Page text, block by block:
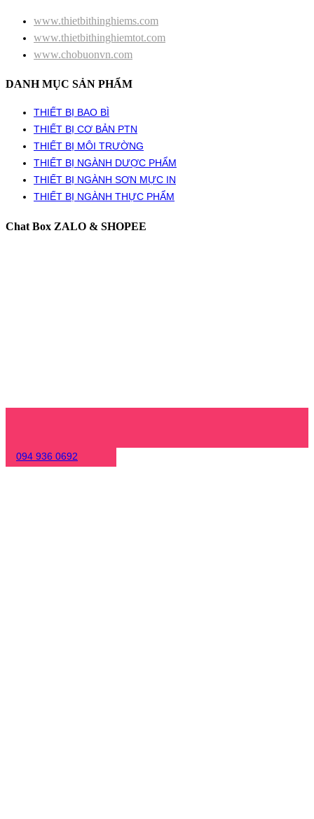
www.thietbithinghiems.com
www.thietbithinghiemtot.com
www.chobuonvn.com
DANH MỤC SẢN PHẨM
THIẾT BỊ BAO BÌ
THIẾT BỊ CƠ BẢN PTN
THIẾT BỊ MÔI TRƯỜNG
THIẾT BỊ NGÀNH DƯỢC PHẨM
THIẾT BỊ NGÀNH SƠN MỰC IN
THIẾT BỊ NGÀNH THỰC PHẨM
Chat Box ZALO & SHOPEE
094 936 0692